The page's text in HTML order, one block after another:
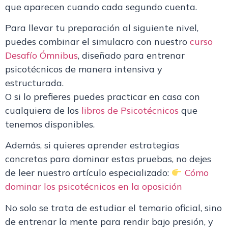
que aparecen cuando cada segundo cuenta.
Para llevar tu preparación al siguiente nivel,
puedes combinar el simulacro con nuestro curso
Desafío Ómnibus, diseñado para entrenar
psicotécnicos de manera intensiva y
estructurada.
O si lo prefieres puedes practicar en casa con
cualquiera de los libros de Psicotécnicos que
tenemos disponibles.
Además, si quieres aprender estrategias
concretas para dominar estas pruebas, no dejes
de leer nuestro artículo especializado:
Cómo
dominar los psicotécnicos en la oposición
No solo se trata de estudiar el temario oficial, sino
de entrenar la mente para rendir bajo presión, y